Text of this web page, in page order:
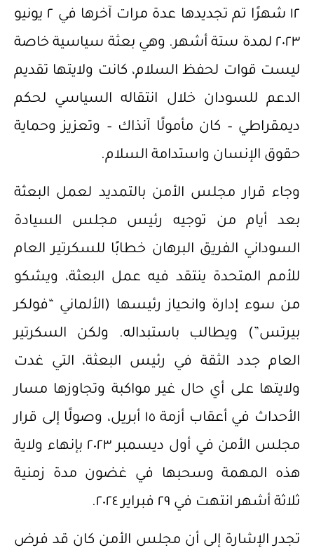
١٢ شهرًا تم تجديدها عدة مرات آخرها في ٢ يونيو
٢٠٢٣ لمدة ستة أشهر. وهي بعثة سياسية خاصة
ليست قوات لحفظ السلام، كانت ولايتها تقديم
الدعم للسودان خلال انتقاله السياسي لحكم
ديمقراطي – كان مأمولًا آنذاك – وتعزيز وحماية
حقوق الإنسان واستدامة السلام.
وجاء قرار مجلس الأمن بالتمديد لعمل البعثة
بعد أيام من توجيه رئيس مجلس السيادة
السوداني الفريق البرهان خطابًا للسكرتير العام
للأمم المتحدة ينتقد فيه عمل البعثة، ويشكو
من سوء إدارة وانحياز رئيسها (الألماني “فولكر
بيرتس”) ويطالب باستبداله. ولكن السكرتير
العام جدد الثقة في رئيس البعثة، التي غدت
ولايتها على أي حال غير مواكبة وتجاوزها مسار
الأحداث في أعقاب أزمة ١٥ أبريل، وصولًا إلى قرار
مجلس الأمن في أول ديسمبر ٢٠٢٣ بإنهاء ولاية
هذه المهمة وسحبها في غضون مدة زمنية
ثلاثة أشهر انتهت في ٢٩ فبراير ٢٠٢٤.
تجدر الإشارة إلى أن مجلس الأمن كان قد فرض